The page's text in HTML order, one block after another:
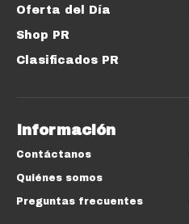
Oferta del Día
Shop PR
Clasificados PR
Información
Contáctanos
Quiénes somos
Preguntas frecuentes